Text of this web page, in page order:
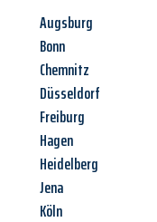
Augsburg
Bonn
Chemnitz
Düsseldorf
Freiburg
Hagen
Heidelberg
Jena
Köln